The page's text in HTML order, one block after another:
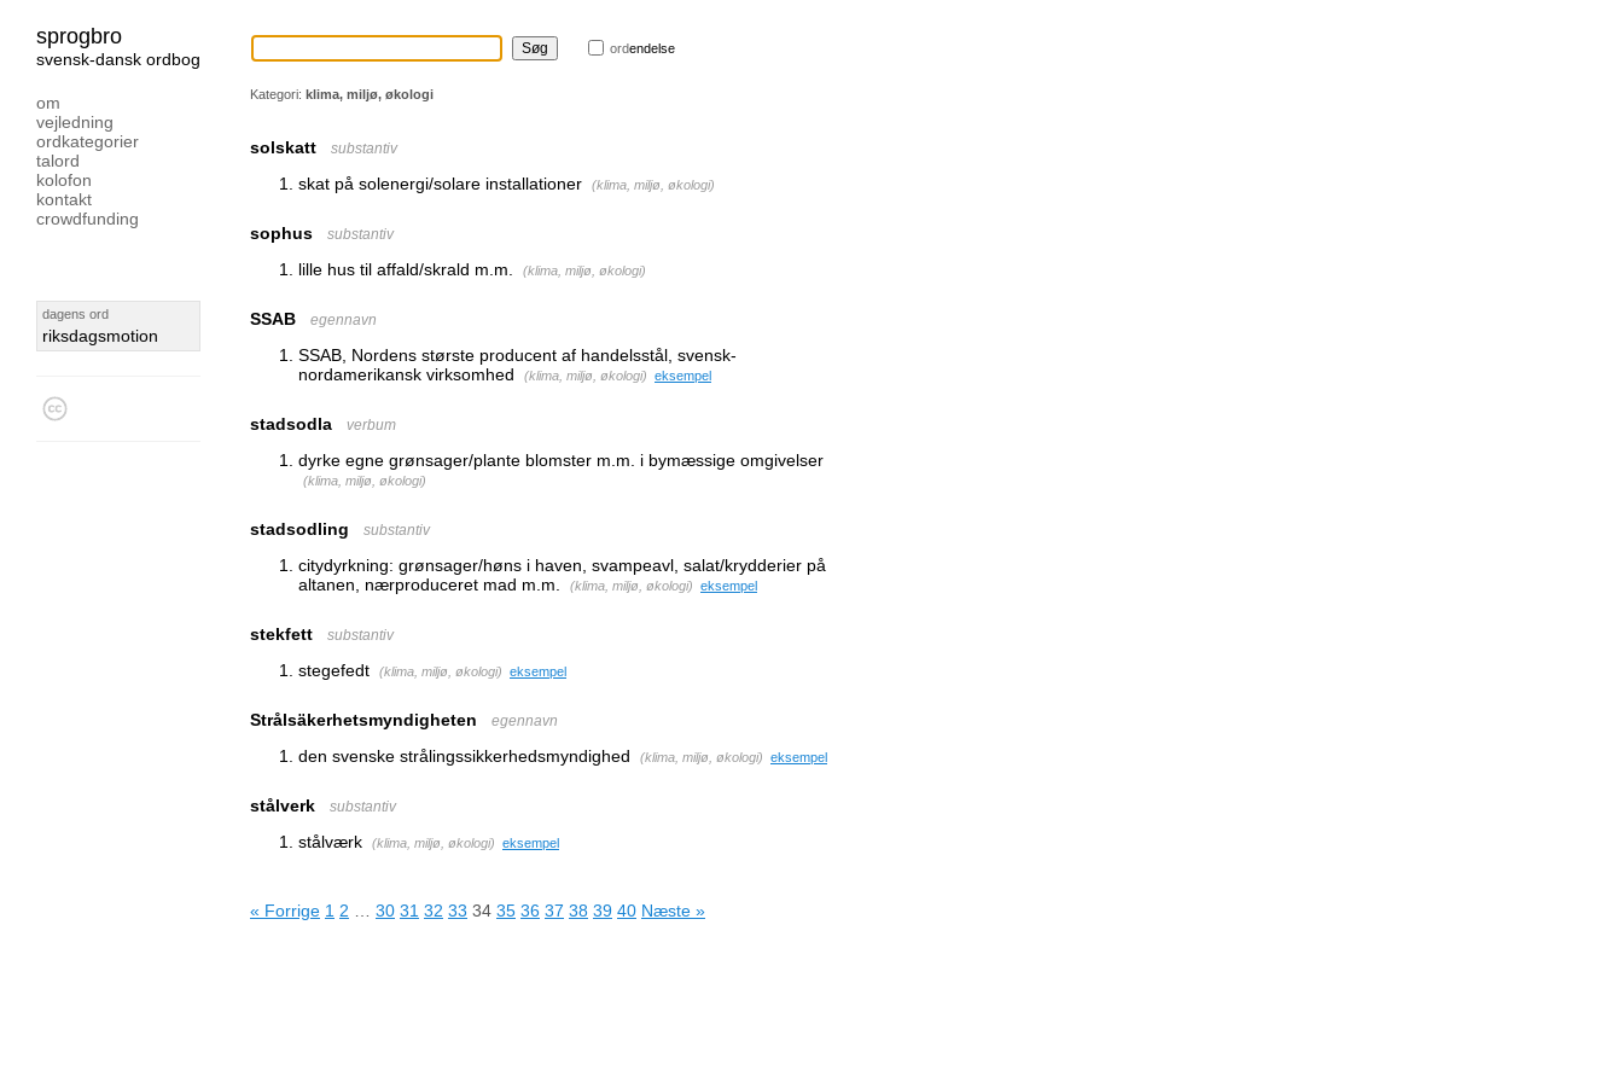
sprogbro
svensk-dansk ordbog
om
vejledning
ordkategorier
talord
kolofon
kontakt
crowdfunding
dagens ord
riksdagsmotion
ordendelse
Kategori: klima, miljø, økologi
solskatt substantiv
skat på solenergi/solare installationer (klima, miljø, økologi)
sophus substantiv
lille hus til affald/skrald m.m. (klima, miljø, økologi)
SSAB egennavn
SSAB, Nordens største producent af handelsstål, svensk-
nordamerikansk virksomhed
(klima, miljø, økologi) eksempel
stadsodla verbum
dyrke egne grønsager/plante blomster m.m. i bymæssige omgivelser
(klima, miljø, økologi)
stadsodling substantiv
citydyrkning: grønsager/høns i haven, svampeavl, salat/krydderier på
altanen, nærproduceret mad m.m.
(klima, miljø, økologi) eksempel
stekfett substantiv
stegefedt (klima, miljø, økologi) eksempel
Strålsäkerhetsmyndigheten egennavn
den svenske strålingssikkerhedsmyndighed (klima, miljø, økologi) eksempel
stålverk substantiv
stålværk (klima, miljø, økologi) eksempel
« Forrige 1 2 30 31 32 33 34 35 36 37 38 39 40 Næste »